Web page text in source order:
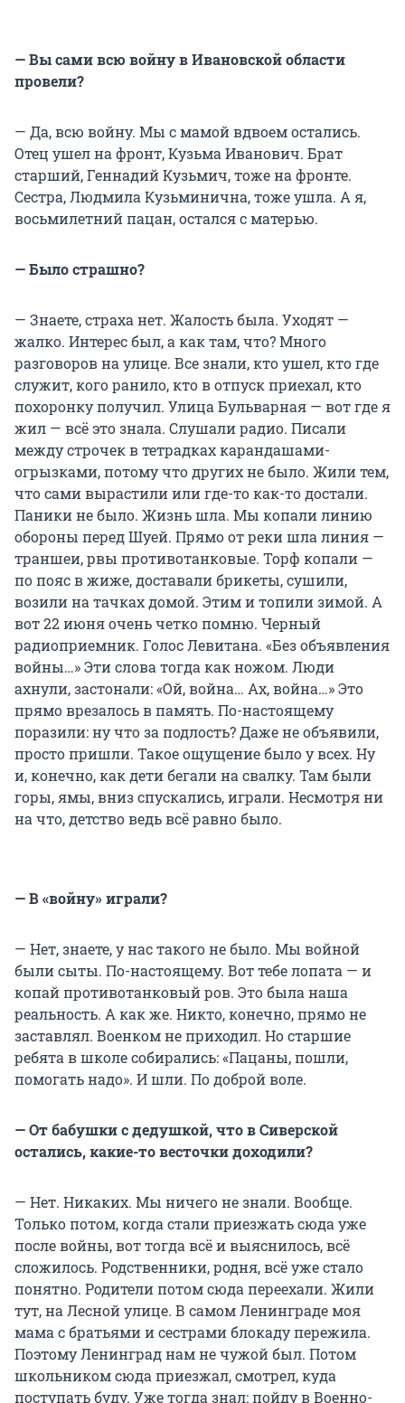
— Вы сами всю войну в Ивановской области
провели?
— Да, всю войну. Мы с мамой вдвоем остались.
Отец ушел на фронт, Кузьма Иванович. Брат
старший, Геннадий Кузьмич, тоже на фронте.
Сестра, Людмила Кузьминична, тоже ушла. А я,
восьмилетний пацан, остался с матерью.
— Было страшно?
— Знаете, страха нет. Жалость была. Уходят —
жалко. Интерес был, а как там, что? Много
разговоров на улице. Все знали, кто ушел, кто где
служит, кого ранило, кто в отпуск приехал, кто
похоронку получил. Улица Бульварная — вот где я
жил — всё это знала. Слушали радио. Писали
между строчек в тетрадках карандашами-
огрызками, потому что других не было. Жили тем,
что сами вырастили или где-то как-то достали.
Паники не было. Жизнь шла. Мы копали линию
обороны перед Шуей. Прямо от реки шла линия —
траншеи, рвы противотанковые. Торф копали —
по пояс в жиже, доставали брикеты, сушили,
возили на тачках домой. Этим и топили зимой. А
вот 22 июня очень четко помню. Черный
радиоприемник. Голос Левитана. «Без объявления
войны…» Эти слова тогда как ножом. Люди
ахнули, застонали: «Ой, война… Ах, война…» Это
прямо врезалось в память. По-настоящему
поразили: ну что за подлость? Даже не объявили,
просто пришли. Такое ощущение было у всех. Ну
и, конечно, как дети бегали на свалку. Там были
горы, ямы, вниз спускались, играли. Несмотря ни
на что, детство ведь всё равно было.
— В «войну» играли?
— Нет, знаете, у нас такого не было. Мы войной
были сыты. По-настоящему. Вот тебе лопата — и
копай противотанковый ров. Это была наша
реальность. А как же. Никто, конечно, прямо не
заставлял. Военком не приходил. Но старшие
ребята в школе собирались: «Пацаны, пошли,
помогать надо». И шли. По доброй воле.
— От бабушки с дедушкой, что в Сиверской
остались, какие-то весточки доходили?
— Нет. Никаких. Мы ничего не знали. Вообще.
Только потом, когда стали приезжать сюда уже
после войны, вот тогда всё и выяснилось, всё
сложилось. Родственники, родня, всё уже стало
понятно. Родители потом сюда переехали. Жили
тут, на Лесной улице. В самом Ленинграде моя
мама с братьями и сестрами блокаду пережила.
Поэтому Ленинград нам не чужой был. Потом
школьником сюда приезжал, смотрел, куда
поступать буду. Уже тогда знал: пойду в Военно-